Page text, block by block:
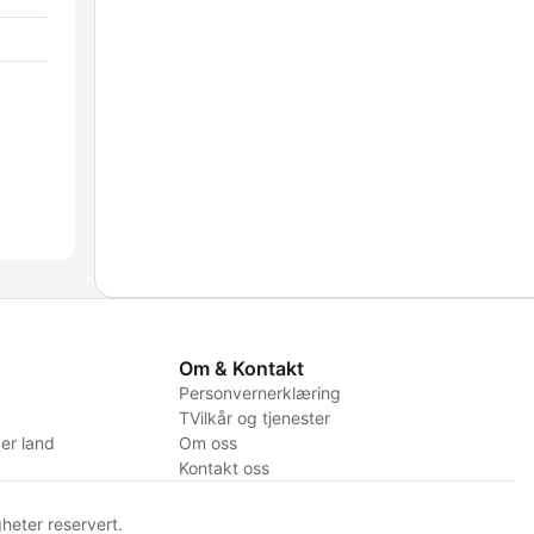
land
Om & Kontakt
Personvernerklæring
TVilkår og tjenester
Om oss
Kontakt oss
reservert.